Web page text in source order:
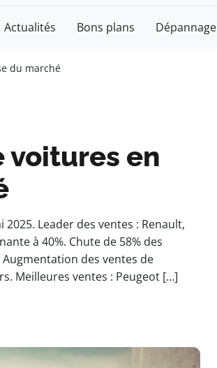
Actualités Bons plans Dépannage
du marché
voitures en
Leader des ventes : Renault,
à 40%. Chute de 58% des
des ventes de
Meilleures ventes : Peugeot […]